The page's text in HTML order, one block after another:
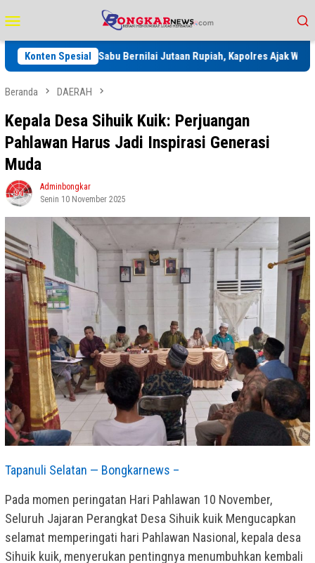
ke
kontenMobile
Konten Spesial
2 Kg Sabu Bernilai Jutaan Rupiah, Kapolres Ajak Warga Tabuh
Beranda DAERAH
Kepala Desa Sihuik Kuik: Perjuangan
Pahlawan Harus Jadi Inspirasi Generasi
Muda
Adminbongkar
Senin 10 November 2025
Tapanuli Selatan — Bongkarnews –
Pada momen peringatan Hari Pahlawan 10 November,
Seluruh Jajaran Perangkat Desa Sihuik kuik Mengucapkan
selamat memperingati hari Pahlawan Nasional, kepala desa
Sihuik kuik, menyerukan pentingnya menumbuhkan kembali